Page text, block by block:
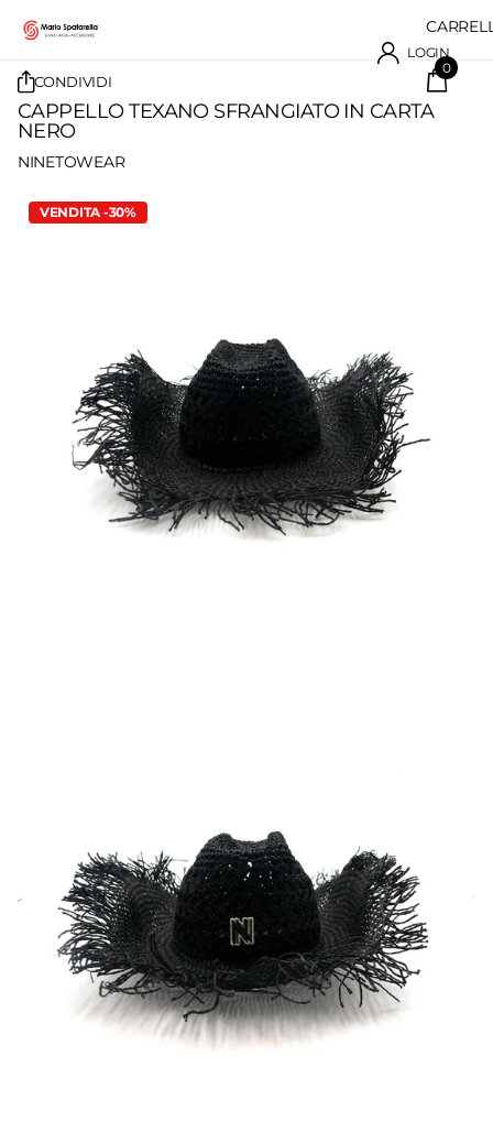
LOGIN
0
CONDIVIDI
CAPPELLO TEXANO SFRANGIATO IN CARTA
NERO
NINETOWEAR
VENDITA -30%